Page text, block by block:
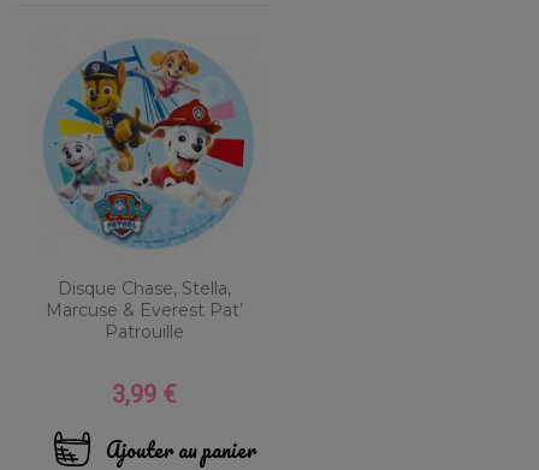
Disque Chase, Stella,
Marcuse & Everest Pat’
Patrouille
Prix
3,99 €
Ajouter au panier